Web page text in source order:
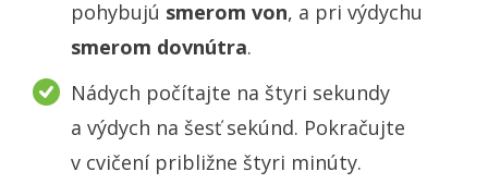
pohybujú smerom von, a pri výdychu
smerom dovnútra.
Nádych počítajte na štyri sekundy
a výdych na šesť sekúnd. Pokračujte
v cvičení približne štyri minúty.